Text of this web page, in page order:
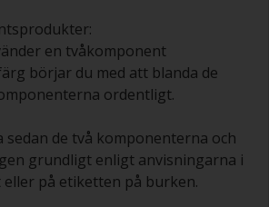
tips:
av rinningar när färgen appliceras
för tunn eller så använder du för
färg direkt från burken
ökar risken för kontaminering och
en tvåkomponent
börjar du med att blanda de
ordentligt.
sedan de två komponenterna och
grundligt enligt anvisningarna i
eller på etiketten på burken.